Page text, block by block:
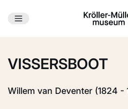
Ga naar hoofdinhoud
VISSERSBOOT
Willem van Deventer (1824 -